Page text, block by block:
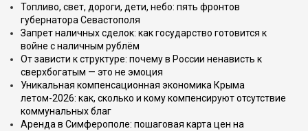
Топливо, свет, дороги, дети, небо: пять фронтов
губернатора Севастополя
Запрет наличных сделок: как государство готовится к
войне с наличным рублём
От зависти к структуре: почему в России ненависть к
сверхбогатым — это не эмоция
Уникальная компенсационная экономика Крыма
летом-2026: как, сколько и кому компенсируют отсутствие
коммунальных благ
Аренда в Симферополе: пошаговая карта цен на